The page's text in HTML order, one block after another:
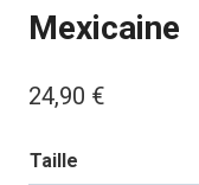
Mexicaine
24,90 €
Taille